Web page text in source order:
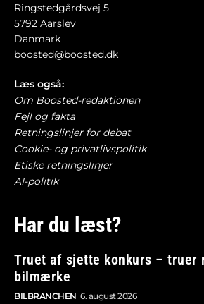
Ringstedgårdsvej 5
5792 Aarslev
Danmark
boosted@boosted.dk
Læs også:
Om Boosted-redaktionen
Fejl og fakta
Retningslinjer for debat
Cookie- og privatlivspolitik
Etiske retningslinjer
AI-politik
Har du læst?
Truet af sjette konkurs – truer
bilmærke
BILBRANCHEN 6. august 2026